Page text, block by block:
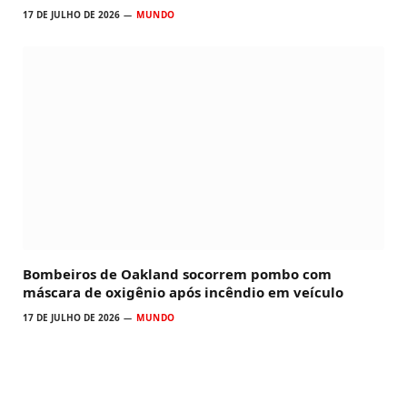
17 DE JULHO DE 2026 MUNDO
Bombeiros de Oakland socorrem pombo com
máscara de oxigênio após incêndio em veículo
17 DE JULHO DE 2026 MUNDO